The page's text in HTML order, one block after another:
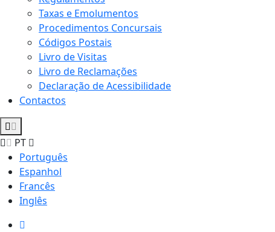
Taxas e Emolumentos
Procedimentos Concursais
Códigos Postais
Livro de Visitas
Livro de Reclamações
Declaração de Acessibilidade
Contactos
PT
Português
Espanhol
Francês
Inglês